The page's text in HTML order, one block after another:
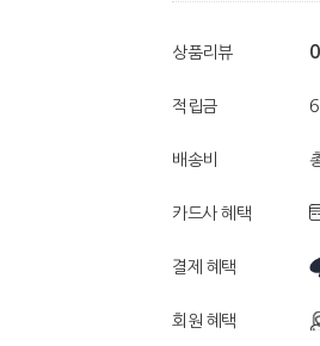
상품리뷰 0
적립금
배송비
카드사 혜택
결제 혜택
회원 혜택